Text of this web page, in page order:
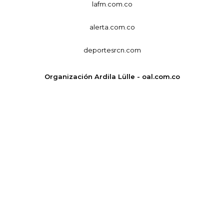
lafm.com.co
alerta.com.co
deportesrcn.com
Organización Ardila Lülle - oal.com.co